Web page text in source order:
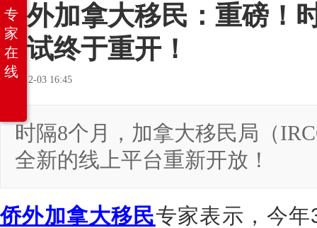
侨外加拿大移民：重磅！
考试终于重开！
2020-12-03 16:45
时隔8个月，加拿大移民局（
全新的线上平台重新开放！
侨外加拿大移民专家表示，今年
专
家
在
线